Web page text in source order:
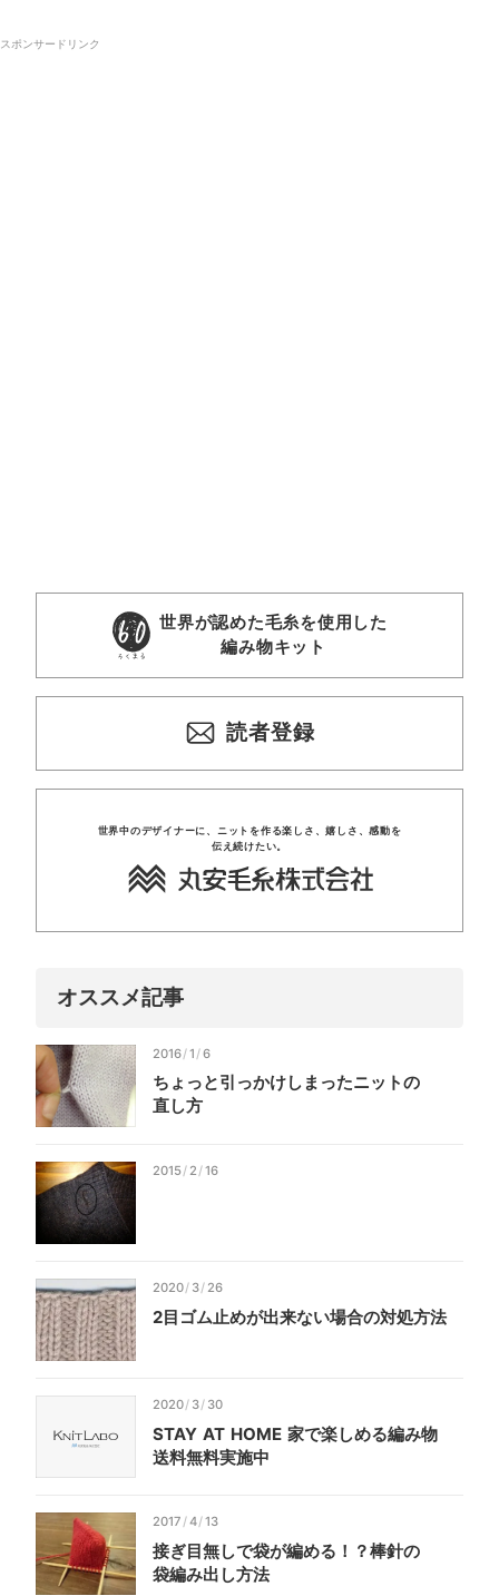
スポンサードリンク
世界が認めた毛糸を使用した
編み物キット
読者登録
世界中のデザイナーに、 ニットを作る楽しさ、嬉しさ、感動を
伝え続けたい。
オススメ記事
2016/1 /6
ちょっと引っかけしまったニットの
直し方
2015/2 /16
2020/ 3/26
2目ゴム止めが出来ない場合の対処方法
2020/ 3/ 30
STAY AT HOME 家で楽しめる編み物
送料無料実施中
2017 /4/13
接ぎ目無しで袋が編める！？棒針の
袋編み出し方法